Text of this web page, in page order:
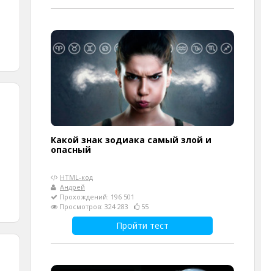
Какой знак зодиака самый злой и
опасный
HTML-код
Андрей
Прохождений: 196 501
Просмотров: 324 283
55
Пройти тест